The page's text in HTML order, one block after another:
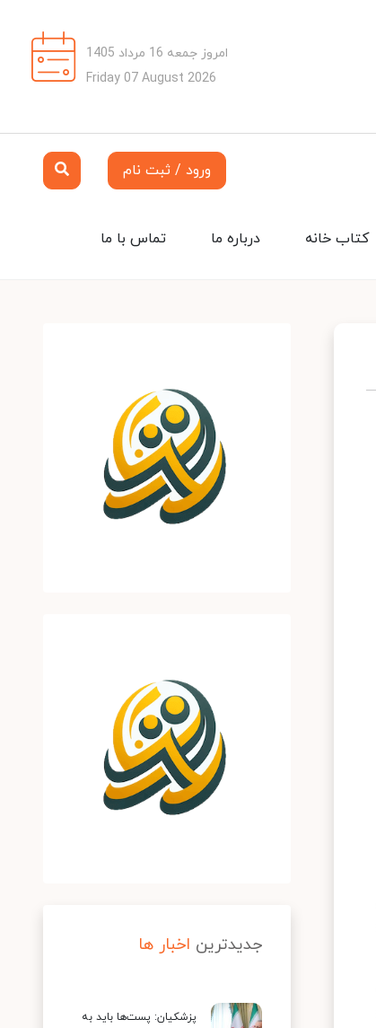
امروز جمعه 16 مرداد 1405
Friday 07 August 2026
ورود / ثبت نام
تماس با ما درباره ما کتاب خانه
جدیدترین اخبار ها
پزشکیان: پست‌ها باید به